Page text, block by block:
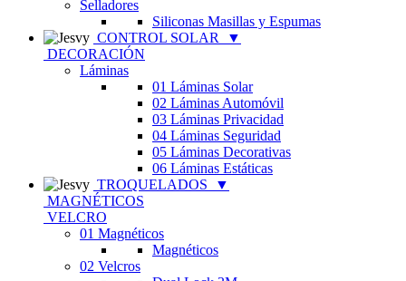
Selladores
Siliconas Masillas y Espumas
CONTROL SOLAR
▼
DECORACIÓN
Láminas
01 Láminas Solar
02 Láminas Automóvil
03 Láminas Privacidad
04 Láminas Seguridad
05 Láminas Decorativas
06 Láminas Estáticas
TROQUELADOS
▼
MAGNÉTICOS
VELCRO
01 Magnéticos
Magnéticos
02 Velcros